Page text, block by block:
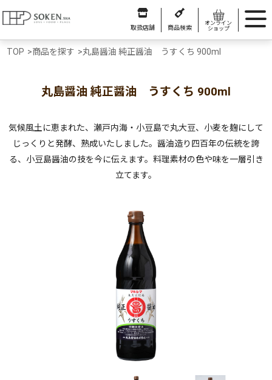
取扱店舗 商品検索
オンライン
ショップ
TOP >商品を探す >丸島醤油 純正醤油 うすくち 900ml
丸島醤油 純正醤油 うすくち 900ml
気候風土に恵まれた、瀬戸内海・小豆島で丸大豆、小麦を麹にして
じっくりと発酵、熟成いたしました。醤油造り四百年の伝統を誇
る、小豆島醤油の技を今に伝えます。料理素材の色や味を一層引き
立てます。